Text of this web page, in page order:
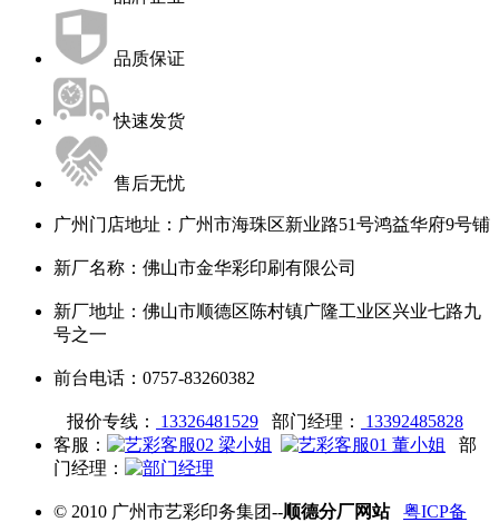
品质保证
快速发货
售后无忧
广州门店地址：广州市海珠区新业路51号鸿益华府9号铺
新厂名称：佛山市金华彩印刷有限公司
新厂地址：佛山市顺德区陈村镇广隆工业区兴业七路九
号之一
前台电话：0757-83260382
报价专线： 13326481529 部门经理：
13392485828
客服：
部
门经理：
© 2010 广州市艺彩印务集团--顺德分厂网站
粤ICP备